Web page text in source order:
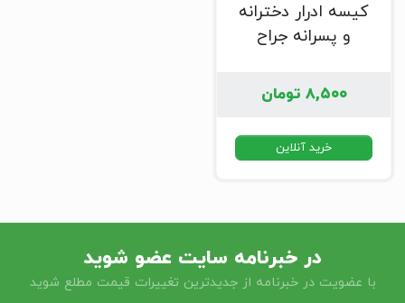
کیسه ادرار دخترانه
و پسرانه جراح
۸,۵۰۰ تومان
خرید آنلاین
در خبرنامه سایت عضو شوید
با عضویت در خبرنامه از جدیدترین تغییرات قیمت مطلع شوید